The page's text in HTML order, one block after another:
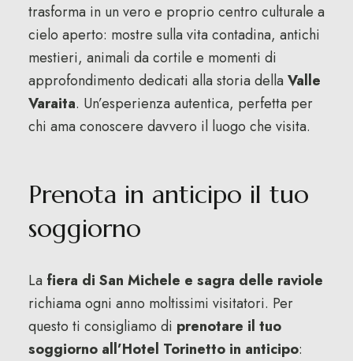
trasforma in un vero e proprio centro culturale a
cielo aperto: mostre sulla vita contadina, antichi
mestieri, animali da cortile e momenti di
approfondimento dedicati alla storia della Valle
Varaita. Un’esperienza autentica, perfetta per
chi ama conoscere davvero il luogo che visita.
Prenota in anticipo il tuo
soggiorno
La fiera di San Michele e sagra delle raviole
richiama ogni anno moltissimi visitatori. Per
questo ti consigliamo di prenotare il tuo
soggiorno all’Hotel Torinetto in anticipo: